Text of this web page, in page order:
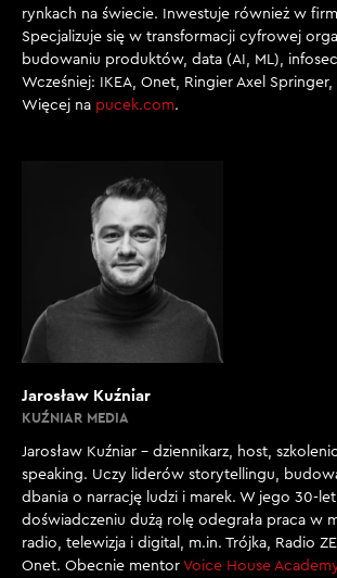
rynkach na świecie. Inwestuje również w
Specjalizuje się w transformacji cyfrowej
budowaniu produktów, data (AI, ML),
Wcześniej: IKEA, Onet, Ringier Axel
Więcej na pucek.com.
Jarosław Kuźniar
KUŹNIAR MEDIA
Jarosław Kuźniar – dziennikarz, host,
speaking. Uczy liderów storytellingu,
dbania o narrację ludzi i marek. W jego 30-
doświadczeniu dużą rolę odegrała praca w
radio, telewizja i digital, m.in. Trójka, Radio
Onet. Obecnie mentor Voice House